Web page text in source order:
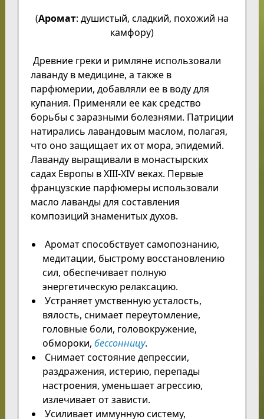
(Аромат: душистый, сладкий, похожий на
камфору)
Древние греки и римляне использовали
лаванду в медицине, а также в
парфюмерии, добавляли ее в воду для
купания. Применяли ее как средство
борьбы с заразными болезнями. Патриции
натирались лавандовым маслом, полагая,
что оно защищает их от мора, эпидемий.
Лаванду выращивали в монастырских
садах Европы в XIII-XIV веках. Первые
французские парфюмеры использовали
масло лаванды для составления
композиций знаменитых духов.
Аромат способствует самопознанию,
медитации, быстрому восстановлению
сил, обеспечивает полную
энергетическую релаксацию.
Устраняет умственную усталость,
вялость, снимает переутомление,
головные боли, головокружение,
обмороки, бессонницу.
Снимает состояние депрессии,
раздражения, истерию, перепады
настроения, уменьшает агрессию,
излечивает от зависти.
Усиливает иммунную систему,